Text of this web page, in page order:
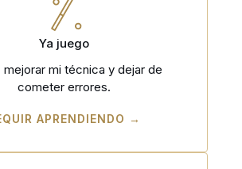
Ya juego
mejorar mi técnica y dejar de
cometer errores.
APRENDIENDO →